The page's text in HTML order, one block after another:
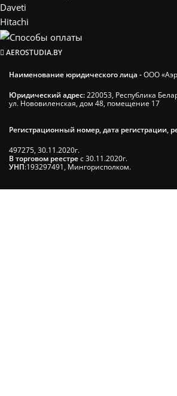
Daveti
Hitachi
AEROSTUDIA.BY
Наименование юридического лица -ООО
Юридический адрес:220053, Республика
ул. Нововиленская, дом 48, помещение 17
Регистрационный номер, дата регистрации,
497275, 30.11.2020г.
В торговом реестрес 30.11.2020г.
УНП:193297491, Мингорисполком.